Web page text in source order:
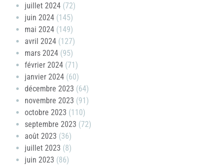
juillet 2024 (72)
juin 2024 (145)
mai 2024 (149)
avril 2024 (127)
mars 2024 (95)
février 2024 (71)
janvier 2024 (60)
décembre 2023 (64)
novembre 2023 (91)
octobre 2023 (110)
septembre 2023 (72)
août 2023 (36)
juillet 2023 (8)
juin 2023 (86)